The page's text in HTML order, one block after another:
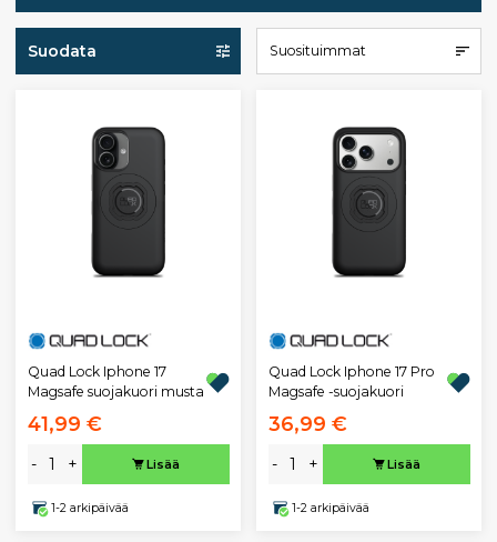
Suodata Suosituimmat
Quad Lock Iphone 17
Magsafe suojakuori musta
41,99 €
- + Lisää
1-2 arkipäivää
Quad Lock Iphone 17 Pro
Magsafe -suojakuori
36,99 €
- + Lisää
1-2 arkipäivää